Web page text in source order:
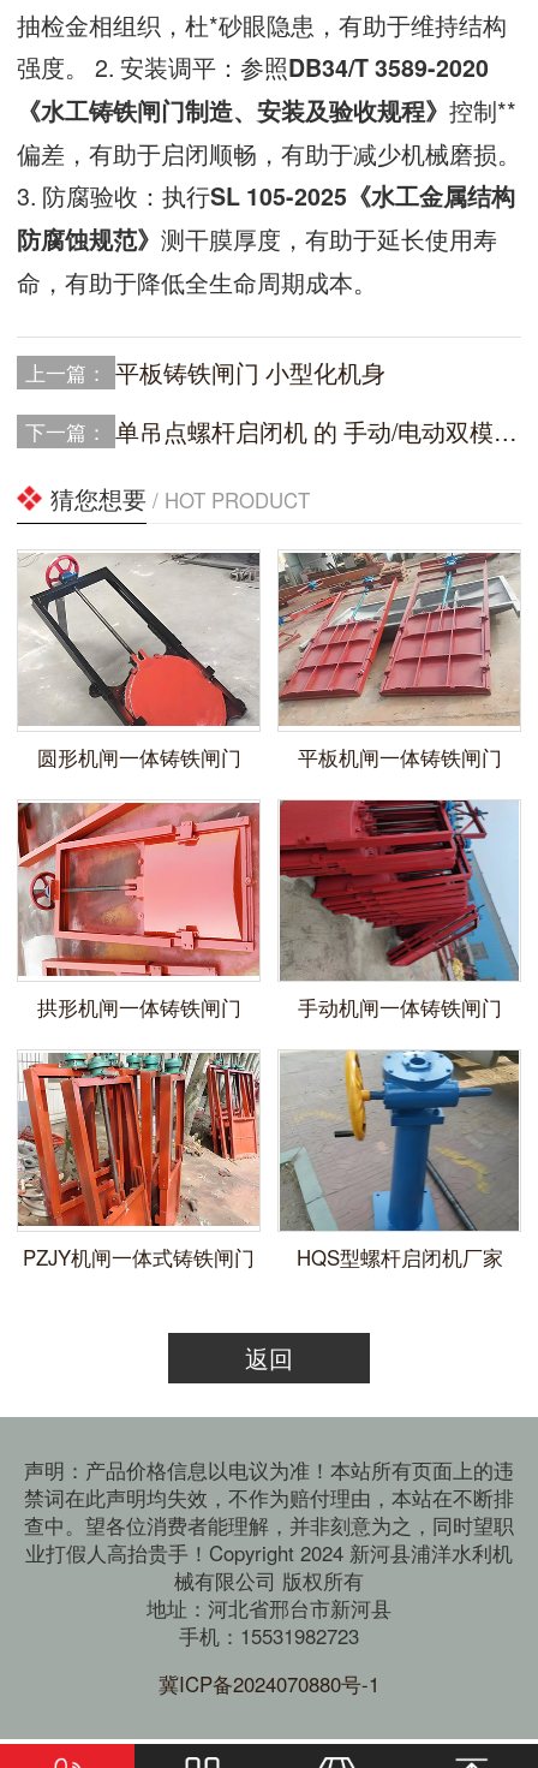
抽检金相组织，杜*砂眼隐患，有助于维持结构
强度。 2. 安装调平：参照DB34/T 3589-2020
《水工铸铁闸门制造、安装及验收规程》 控制**
偏差，有助于启闭顺畅，有助于减少机械磨损。
3. 防腐验收：执行SL 105-2025《水工金属结构
防腐蚀规范》 测干膜厚度，有助于延长使用寿
命，有助于降低全生命周期成本。
上一篇： 平板铸铁闸门 小型化机身
下一篇：
单吊点螺杆启闭机 的 手动/电动双模式切换
猜您想要 / HOT PRODUCT
圆形机闸一体铸铁闸门 平板机闸一体铸铁闸门
拱形机闸一体铸铁闸门 手动机闸一体铸铁闸门
​PZJY机闸一体式铸铁闸门 HQS型螺杆启闭机厂家
返回
声明：产品价格信息以电议为准！本站所有页面上的违
禁词在此声明均失效，不作为赔付理由，本站在不断排
查中。望各位消费者能理解，并非刻意为之，同时望职
业打假人高抬贵手！Copyright 2024 新河县浦洋水利机
械有限公司 版权所有
地址：河北省邢台市新河县
手机：15531982723
冀ICP备2024070880号-1